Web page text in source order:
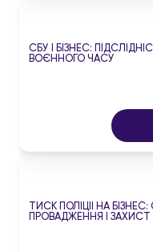
СБУ І БІЗНЕС:
ВОЄННОГО ЧАСУ
ТИСК ПОЛІЦІЇ НА БІЗНЕС:
ПРОВАДЖЕННЯ І ЗАХИСТ